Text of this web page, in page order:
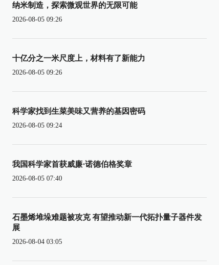
纳米制造，探索微观世界的无限可能
2026-08-05 09:26
十亿分之一米尺度上，材料有了新能力
2026-08-05 09:26
科学家找到生菜美味又营养的基因密码
2026-08-05 09:24
我国科学家首获威廉·诺德伯格奖章
2026-08-05 07:40
石墨烯堆垛难题被攻克 有望推动新一代拓扑量子器件发
展
2026-08-04 03:05